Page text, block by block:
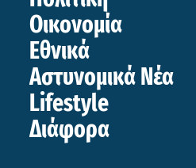
Οικονομία
Εθνικά
Αστυνομικά Νέα
Lifestyle
Διάφορα